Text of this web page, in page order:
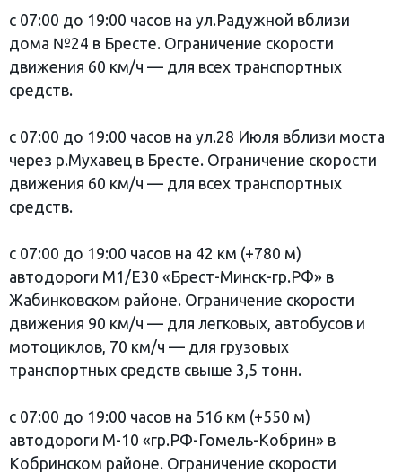
с 07:00 до 19:00 часов на ул.Радужной вблизи
дома №24 в Бресте. Ограничение скорости
движения 60 км/ч — для всех транспортных
средств.
с 07:00 до 19:00 часов на ул.28 Июля вблизи моста
через р.Мухавец в Бресте. Ограничение скорости
движения 60 км/ч — для всех транспортных
средств.
с 07:00 до 19:00 часов на 42 км (+780 м)
автодороги М1/Е30 «Брест-Минск-гр.РФ» в
Жабинковском районе. Ограничение скорости
движения 90 км/ч — для легковых, автобусов и
мотоциклов, 70 км/ч — для грузовых
транспортных средств свыше 3,5 тонн.
с 07:00 до 19:00 часов на 516 км (+550 м)
автодороги М-10 «гр.РФ-Гомель-Кобрин» в
Кобринском районе. Ограничение скорости